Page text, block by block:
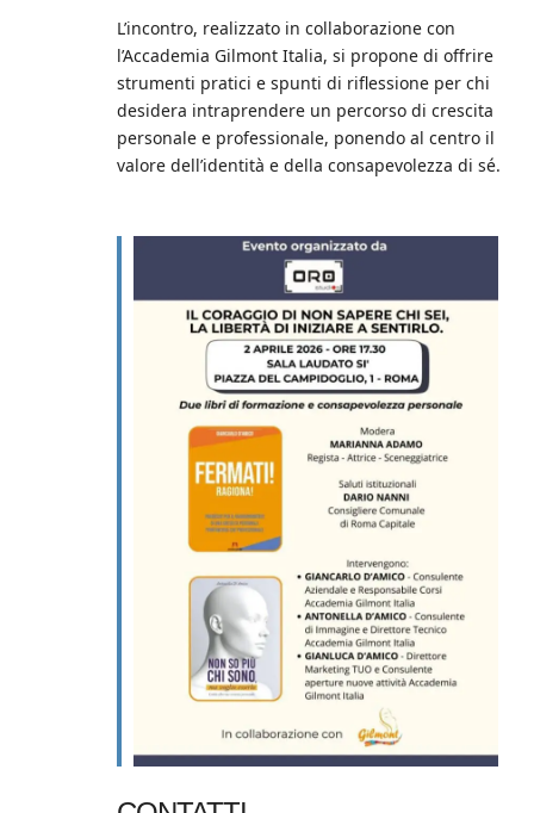
L’incontro, realizzato in collaborazione con
l’Accademia Gilmont Italia, si propone di offrire
strumenti pratici e spunti di riflessione per chi
desidera intraprendere un percorso di crescita
personale e professionale, ponendo al centro il
valore dell’identità e della consapevolezza di sé.